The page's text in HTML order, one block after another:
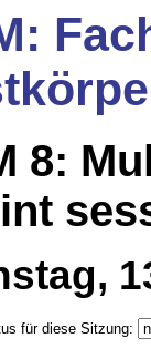
8:
für diese Sitzung: